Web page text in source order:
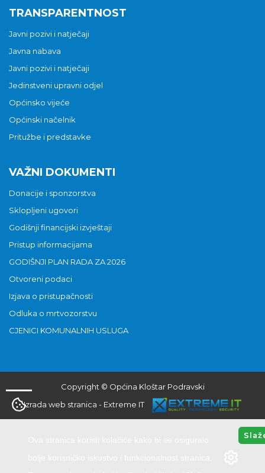
TRANSPARENTNOST
Javni pozivi i natječaji
Javna nabava
Javni pozivi i natječaji
Jedinstveni upravni odjel
Općinsko vijeće
Općinski načelnik
Pritužbe i predstavke
VAŽNI DOKUMENTI
Donacije i sponzorstva
Sklopljeni ugovori
Godišnji financijski izvještaji
Pristup informacijama
GODIŠNJI PLAN RADA ZA 2026
Otvoreni podaci
Izjava o pristupačnosti
Odluka o mrtvozorstvu
CJENICI KOMUNALNIH USLUGA
Copyright © Općina Kloštar Podravski
Izrada web stranica - Extreme IT